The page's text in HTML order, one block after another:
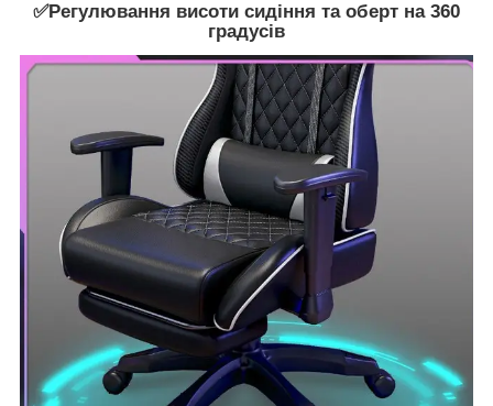
✅Регулювання висоти сидіння та оберт на 360
градусів